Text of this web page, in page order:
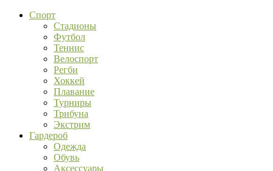
Спорт
Стадионы
Футбол
Теннис
Велоспорт
Регби
Хоккей
Плавание
Турниры
Трибуна
Экстрим
Гардероб
Одежда
Обувь
Аксессуары